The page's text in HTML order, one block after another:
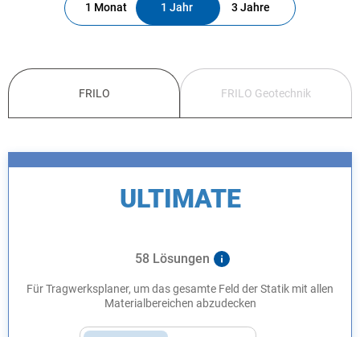
1 Monat 1 Jahr 3 Jahre
FRILO FRILO Geotechnik
ULTIMATE
58 Lösungen
Für Tragwerksplaner, um das gesamte Feld der Statik mit allen
Materialbereichen abzudecken